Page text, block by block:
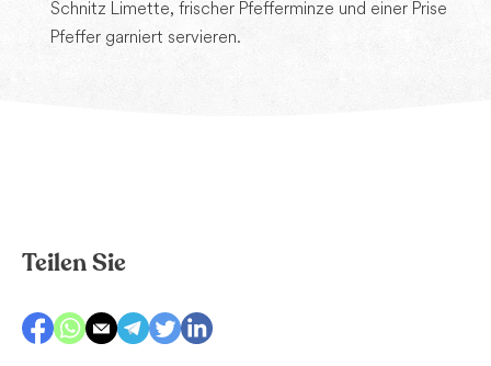
Schnitz Limette, frischer Pfefferminze und einer Prise
Pfeffer garniert servieren.
Teilen Sie